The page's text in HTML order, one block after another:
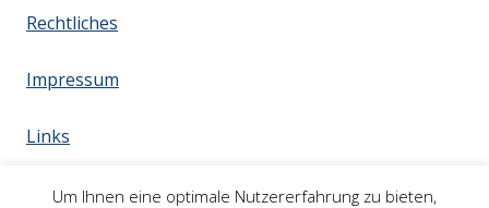
Rechtliches
Impressum
Links
Um Ihnen eine optimale Nutzererfahrung zu bieten,